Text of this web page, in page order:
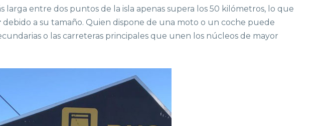
entre dos puntos de la isla apenas supera los 50 kilómetros, lo que
debido a su tamaño. Quien dispone de una moto o un coche puede
o las carreteras principales que unen los núcleos de mayor